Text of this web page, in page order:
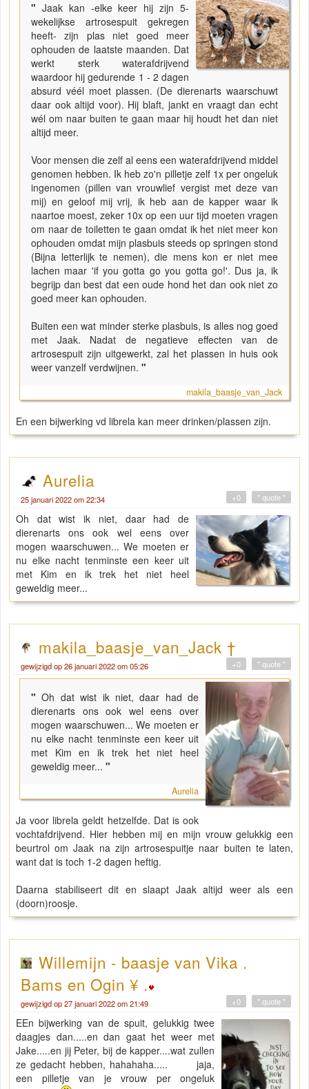
" Jaak kan -elke keer hij zijn 5-
wekelijkse artrosespuit gekregen
heeft- zijn plas niet goed meer
ophouden de laatste maanden. Dat
werkt sterk waterafdrijvend
waardoor hij gedurende 1 - 2 dagen
absurd véél moet plassen. (De dierenarts waarschuwt
daar ook altijd voor). Hij blaft, jankt en vraagt dan echt
wél om naar buiten te gaan maar hij houdt het dan niet
altijd meer.
Voor mensen die zelf al eens een waterafdrijvend middel
genomen hebben. Ik heb zo'n pilletje zelf 1x per ongeluk
ingenomen (pillen van vrouwlief vergist met deze van
mij) en geloof mij vrij, ik heb aan de kapper waar ik
naartoe moest, zeker 10x op een uur tijd moeten vragen
om naar de toiletten te gaan omdat ik het niet meer kon
ophouden omdat mijn plasbuis steeds op springen stond
(Bijna letterlijk te nemen), die mens kon er niet mee
lachen maar 'if you gotta go you gotta go!'. Dus ja, ik
begrijp dan best dat een oude hond het dan ook niet zo
goed meer kan ophouden.
Buiten een wat minder sterke plasbuis, is alles nog goed
met Jaak. Nadat de negatieve effecten van de
artrosespuit zijn uitgewerkt, zal het plassen in huis ook
weer vanzelf verdwijnen. "
makila_baasje_van_Jack
En een bijwerking vd librela kan meer drinken/plassen zijn.
Aurelia
25 januari 2022 om 22:34 " quote "
+0
Oh dat wist ik niet, daar had de
dierenarts ons ook wel eens over
mogen waarschuwen... We moeten er
nu elke nacht tenminste een keer uit
met Kim en ik trek het niet heel
geweldig meer...
makila_baasje_van_Jack †
gewijzigd op 26 januari 2022 om 05:26 " quote "
+0
"Oh dat wist ik niet, daar had de
dierenarts ons ook wel eens over
mogen waarschuwen... We moeten er
nu elke nacht tenminste een keer uit
met Kim en ik trek het niet heel
geweldig meer... "
Aurelia
Ja voor librela geldt hetzelfde. Dat is ook
vochtafdrijvend. Hier hebben mij en mijn vrouw gelukkig een
beurtrol om Jaak na zijn artrosespuitje naar buiten te laten,
want dat is toch 1-2 dagen heftig.
Daarna stabiliseert dit en slaapt Jaak altijd weer als een
(doorn)roosje.
Willemijn - baasje van Vika .
Bams en Ogin ¥ .
gewijzigd op 27 januari 2022 om 21:49 " quote "
+0
EEn bijwerking van de spuit, gelukkig twee
daagjes dan.....en dan gaat het weer met
Jake.....en jij Peter, bij de kapper....wat zullen
ze gedacht hebben, hahahaha..... jaja,
een pilletje van je vrouw per ongeluk